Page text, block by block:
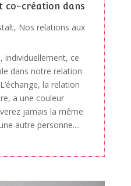
co-création dans
, Nos relations aux
individuellement, ce
dans notre relation
la relation
a une couleur
jamais la même
autre personne....